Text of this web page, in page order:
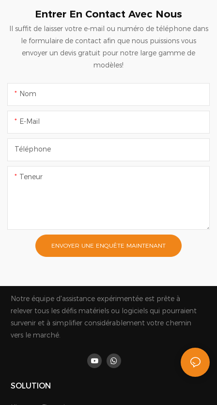
Entrer En Contact Avec Nous
Il suffit de laisser votre e-mail ou numéro de téléphone dans
le formulaire de contact afin que nous puissions vous
envoyer un devis gratuit pour notre large gamme de
modèles!
Nom
E-Mail
Téléphone
Teneur
ENVOYER UNE ENQUÊTE MAINTENANT
Notre équipe d'assistance expérimentée est prête à
relever tous les défis matériels ou logiciels qui pourraient
survenir et à simplifier considérablement votre chemin
vers le marché.
SOLUTION